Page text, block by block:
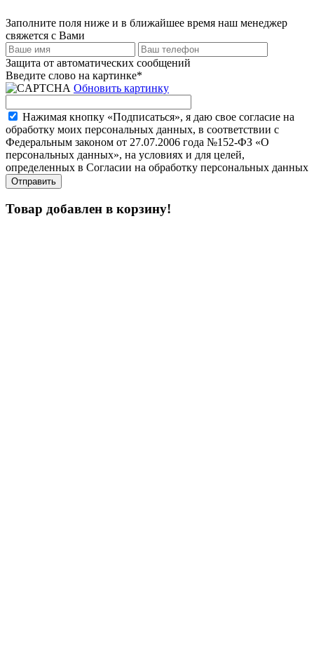
Заполните поля ниже и в ближайшее время наш менеджер
свяжется с Вами
Защита от автоматических сообщений
Введите слово на картинке*
Обновить картинку
Нажимая кнопку «Подписаться», я даю свое согласие на
обработку моих персональных данных, в соответствии с
Федеральным законом от 27.07.2006 года №152-ФЗ «О
персональных данных», на условиях и для целей,
определенных в Согласии на обработку персональных данных
Товар добавлен в корзину!